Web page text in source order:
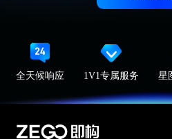
全天候响应 1V1专属服务 星